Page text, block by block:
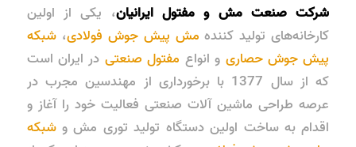
شرکت صنعت مش و مفتول ایرانیان، یکی از اولین
کارخانه‌های تولید کننده مش پیش جوش فولادی،شبکه
پیش جوش حصاری و انواع مفتول صنعتی در ایران است
که از سال 1377 با برخورداری از مهندسین مجرب در
عرصه طراحی ماشین آلات صنعتی فعالیت خود را آغاز و
اقدام به ساخت اولین دستگاه تولید توری مش وشبکه